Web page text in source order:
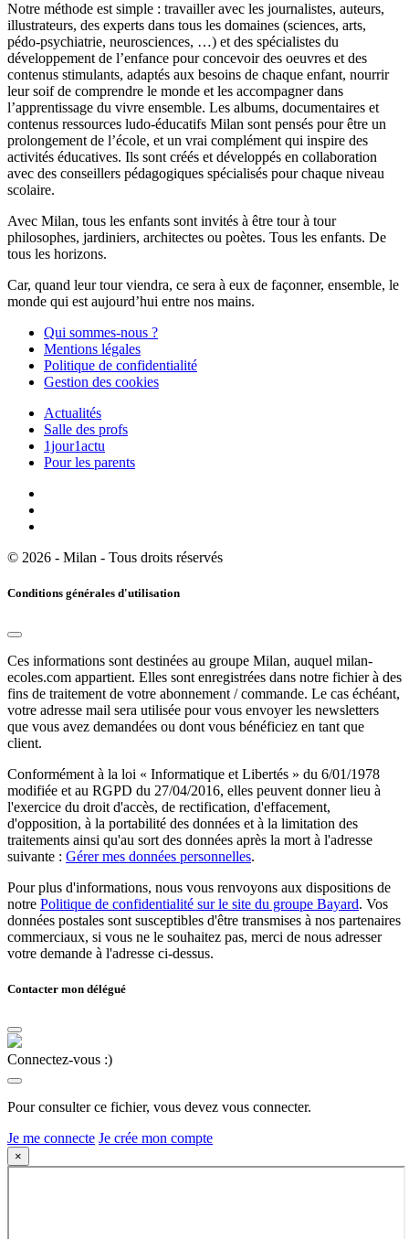
Notre méthode est simple : travailler avec les journalistes, auteurs,
illustrateurs, des experts dans tous les domaines (sciences, arts,
pédo-psychiatrie, neurosciences, …) et des spécialistes du
développement de l’enfance pour concevoir des oeuvres et des
contenus stimulants, adaptés aux besoins de chaque enfant, nourrir
leur soif de comprendre le monde et les accompagner dans
l’apprentissage du vivre ensemble. Les albums, documentaires et
contenus ressources ludo-éducatifs Milan sont pensés pour être un
prolongement de l’école, et un vrai complément qui inspire des
activités éducatives. Ils sont créés et développés en collaboration
avec des conseillers pédagogiques spécialisés pour chaque niveau
scolaire.
Avec Milan, tous les enfants sont invités à être tour à tour
philosophes, jardiniers, architectes ou poètes. Tous les enfants. De
tous les horizons.
Car, quand leur tour viendra, ce sera à eux de façonner, ensemble, le
monde qui est aujourd’hui entre nos mains.
Qui sommes-nous ?
Mentions légales
Politique de confidentialité
Gestion des cookies
Actualités
Salle des profs
1jour1actu
Pour les parents
© 2026 - Milan - Tous droits réservés
Conditions générales d'utilisation
Ces informations sont destinées au groupe Milan, auquel milan-
ecoles.com appartient. Elles sont enregistrées dans notre fichier à des
fins de traitement de votre abonnement / commande. Le cas échéant,
votre adresse mail sera utilisée pour vous envoyer les newsletters
que vous avez demandées ou dont vous bénéficiez en tant que
client.
Conformément à la loi « Informatique et Libertés » du 6/01/1978
modifiée et au RGPD du 27/04/2016, elles peuvent donner lieu à
l'exercice du droit d'accès, de rectification, d'effacement,
d'opposition, à la portabilité des données et à la limitation des
traitements ainsi qu'au sort des données après la mort à l'adresse
suivante : Gérer mes données personnelles.
Pour plus d'informations, nous vous renvoyons aux dispositions de
notre Politique de confidentialité sur le site du groupe Bayard. Vos
données postales sont susceptibles d'être transmises à nos partenaires
commerciaux, si vous ne le souhaitez pas, merci de nous adresser
votre demande à l'adresse ci-dessus.
Contacter mon délégué
Connectez-vous :)
Pour consulter ce fichier, vous devez vous connecter.
Je me connecte Je crée mon compte
×